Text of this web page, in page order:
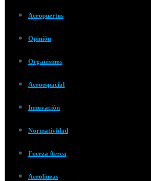
Aeropuertos
Opinión
Organismos
Aeroespacial
Innovación
Normatividad
Fuerza Aerea
Aerolíneas